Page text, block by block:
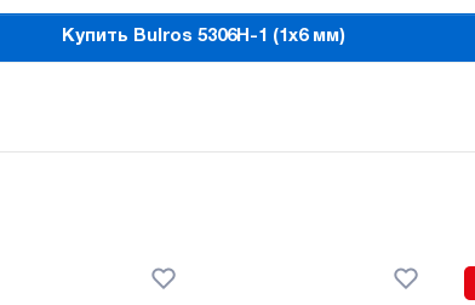
Купить Bulros 5306H-1 (1x6 мм)